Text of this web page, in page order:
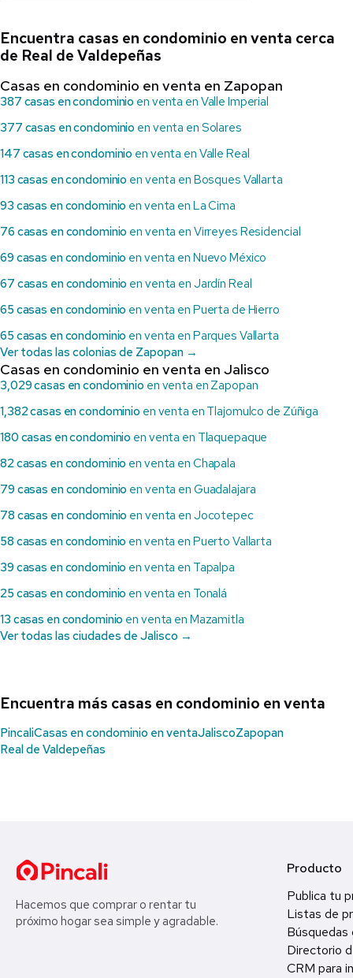
Encuentra casas en condominio en venta cerca
de Real de Valdepeñas
Casas en condominio en venta en Zapopan
387 casas en condominio en venta en Valle Imperial
377 casas en condominio en venta en Solares
147 casas en condominio en venta en Valle Real
113 casas en condominio en venta en Bosques Vallarta
93 casas en condominio en venta en La Cima
76 casas en condominio en venta en Virreyes Residencial
69 casas en condominio en venta en Nuevo México
67 casas en condominio en venta en Jardín Real
65 casas en condominio en venta en Puerta de Hierro
65 casas en condominio en venta en Parques Vallarta
Ver todas las colonias de Zapopan →
Casas en condominio en venta en Jalisco
3,029 casas en condominio en venta en Zapopan
1,382 casas en condominio en venta en Tlajomulco de Zúñiga
180 casas en condominio en venta en Tlaquepaque
82 casas en condominio en venta en Chapala
79 casas en condominio en venta en Guadalajara
78 casas en condominio en venta en Jocotepec
58 casas en condominio en venta en Puerto Vallarta
39 casas en condominio en venta en Tapalpa
25 casas en condominio en venta en Tonalá
13 casas en condominio en venta en Mazamitla
Ver todas las ciudades de Jalisco →
Encuentra más casas en condominio en venta
PincaliCasas en condominio en ventaJaliscoZapopan
Real de Valdepeñas
Hacemos que comprar o rentar tu
próximo hogar sea simple y agradable.
Producto
Publica tu
Listas de
Búsquedas
Directorio
CRM para